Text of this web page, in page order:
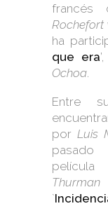
francés
Rochefort
ha
que era
Ochoa
Entre
por Luis
pasado
Thurman
`